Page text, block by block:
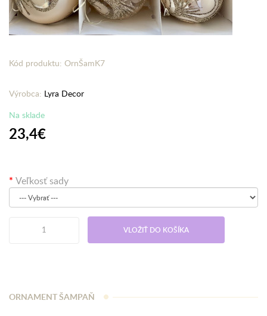
Kód produktu: OrnŠamK7
Výrobca: Lyra Decor
Na sklade
23,4€
Veľkosť sady
VLOŽIŤ DO KOŠÍKA
ORNAMENT ŠAMPAŇ